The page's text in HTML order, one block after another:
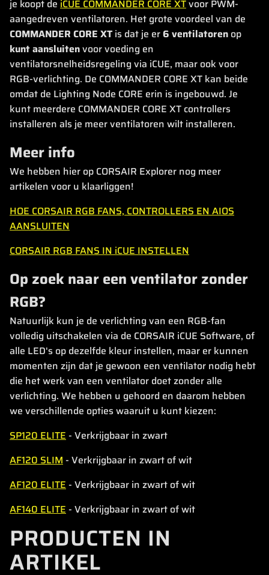
je koopt de iCUE COMMANDER CORE XTvoor PWM-
aangedreven ventilatoren. Het grote voordeel van de
COMMANDER CORE XTis dat je er6 ventilatoren op
kunt aansluitenvoor voeding en
ventilatorsnelheidsregeling via iCUE, maar ook voor
RGB-verlichting. De COMMANDER CORE XT kan beide
omdat de Lighting Node CORE erin is ingebouwd. Je
kunt meerdere COMMANDER CORE XT controllers
installeren als je meer ventilatoren wilt installeren.
Meer info
We hebben hier op CORSAIR Explorer nog meer
artikelen voor u klaarliggen!
HOE CORSAIR RGB FANS, CONTROLLERS EN AIOS
AANSLUITEN
CORSAIR RGB FANS IN iCUE INSTELLEN
Op zoek naar een ventilator zonder
RGB?
Natuurlijk kun je de verlichting van een RGB-fan
volledig uitschakelen via de CORSAIR iCUE Software, of
alle LED's op dezelfde kleur instellen, maar er kunnen
momenten zijn dat je gewoon een ventilator nodig hebt
die het werk van een ventilator doet zonder alle
verlichting. We hebben u gehoord en daarom hebben
we verschillende opties waaruit u kunt kiezen:
SP120 ELITE - Verkrijgbaar in zwart
AF120 SLIM - Verkrijgbaar in zwart of wit
AF120 ELITE - Verkrijgbaar in zwart of wit
AF140 ELITE - Verkrijgbaar in zwart of wit
PRODUCTEN IN
ARTIKEL